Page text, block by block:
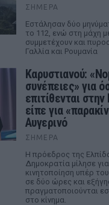
ΣΉΜΕΡΑ
Εστάλησαν δύο
το 112, ενώ στη μάχη
συμμετέχουν και
Γαλλία και Ρουμανία
Καρυστιανού:
συνέπειες» για
επιτίθενται
είπε για
Αυγερινό
ΣΉΜΕΡΑ
Η πρόεδρος της
Δημοκρατία μίλησε
κινητοποίηση υπέρ
σε δύο ώρες και
πραγματοποιούνται
στο κίνημα.